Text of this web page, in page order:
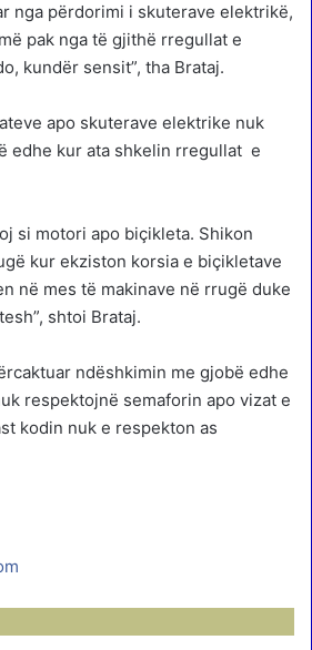
nga përdorimi i skuterave elektrikë,
pak nga të gjithë rregullat e
kundër sensit”, tha Brataj.
apo skuterave elektrike nuk
edhe kur ata shkelin rregullat e
si motori apo biçikleta. Shikon
kur ekziston korsia e biçikletave
në mes të makinave në rrugë duke
shtoi Brataj.
ndëshkimin me gjobë edhe
respektojnë semaforin apo vizat e
kodin nuk e respekton as